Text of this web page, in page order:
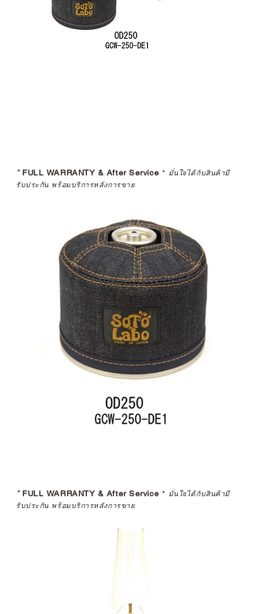
*FULL WARRANTY & After Service * มั่นใจได้กับสินค้ามี
รับประกัน พร้อมบริการหลังการขาย
*FULL WARRANTY & After Service * มั่นใจได้กับสินค้ามี
รับประกัน พร้อมบริการหลังการขาย